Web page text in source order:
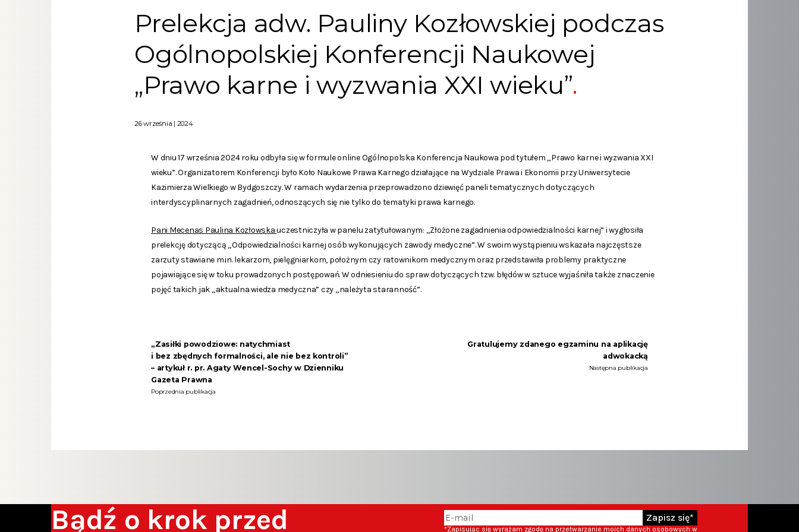
Prelekcja adw. Pauliny Kozłowskiej podczas
Ogólnopolskiej Konferencji Naukowej
„Prawo karne i wyzwania XXI wieku”
26 września | 2024
W dniu 17 września 2024 roku odbyła się w formule online Ogólnopolska Konferencja Naukowa pod tytułem „Prawo karne i wyzwania XXI
wieku”. Organizatorem Konferencji było Koło Naukowe Prawa Karnego działające na Wydziale Prawa i Ekonomii przy Uniwersytecie
Kazimierza Wielkiego w Bydgoszczy. W ramach wydarzenia przeprowadzono dziewięć paneli tematycznych dotyczących
interdyscyplinarnych zagadnień, odnoszących się nie tylko do tematyki prawa karnego.
Pani Mecenas Paulina Kozłowskauczestniczyła w panelu zatytułowanym: „Złożone zagadnienia odpowiedzialności karnej” i wygłosiła
prelekcję dotyczącą „Odpowiedzialności karnej osób wykonujących zawody medyczne”. W swoim wystąpieniu wskazała najczęstsze
zarzuty stawiane m.in. lekarzom, pielęgniarkom, położnym czy ratownikom medycznym oraz przedstawiła problemy praktyczne
pojawiające się w toku prowadzonych postępowań. W odniesieniu do spraw dotyczących tzw. błędów w sztuce wyjaśniła także znaczenie
pojęć takich jak „aktualna wiedza medyczna” czy „należyta staranność”.
„Zasiłki powodziowe: natychmiast
i bez zbędnych formalności, ale nie bez kontroli”
– artykuł r. pr. Agaty Wencel-Sochy w Dzienniku
Gazeta Prawna
Poprzednia publikacja
Gratulujemy zdanego egzaminu na aplikację
adwokacką
Następna publikacja
Bądź o krok przed *Zapisując się wyrażam zgodę na przetwarzanie moich danych osobowych w
Zapisz się*